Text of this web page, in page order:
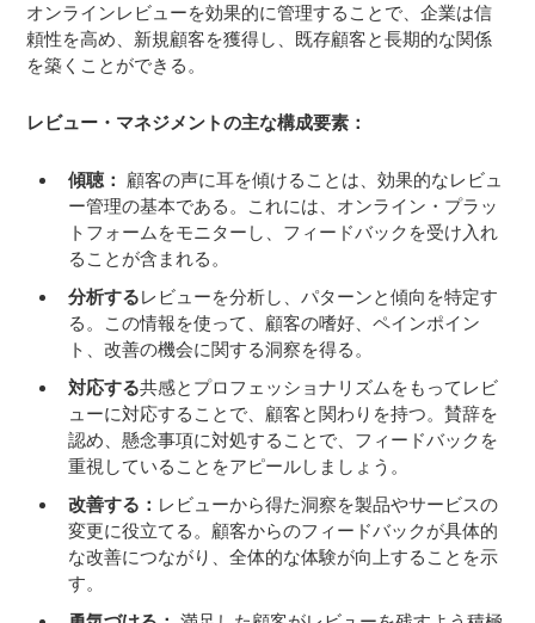
オンラインレビューを効果的に管理することで、企業は信
頼性を高め、新規顧客を獲得し、既存顧客と長期的な関係
を築くことができる。
レビュー・マネジメントの主な構成要素：
傾聴： 顧客の声に耳を傾けることは、効果的なレビュ
ー管理の基本である。これには、オンライン・プラッ
トフォームをモニターし、フィードバックを受け入れ
ることが含まれる。
分析するレビューを分析し、パターンと傾向を特定す
る。この情報を使って、顧客の嗜好、ペインポイン
ト、改善の機会に関する洞察を得る。
対応する共感とプロフェッショナリズムをもってレビ
ューに対応することで、顧客と関わりを持つ。賛辞を
認め、懸念事項に対処することで、フィードバックを
重視していることをアピールしましょう。
改善する： レビューから得た洞察を製品やサービスの
変更に役立てる。顧客からのフィードバックが具体的
な改善につながり、全体的な体験が向上することを示
す。